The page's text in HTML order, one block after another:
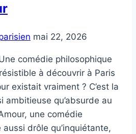
mai 22, 2026
Une comédie philosophique
à découvrir à Paris
existait vraiment ? C’est la
ambitieuse qu’absurde au
une comédie
aussi drôle qu’inquiétante,